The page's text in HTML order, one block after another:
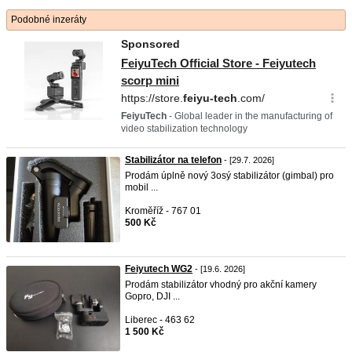
Podobné inzeráty
Stabilizátor na telefon - [29.7. 2026]
​Prodám úplně nový 3osý stabilizátor (gimbal) pro
mobil ...
Kroměříž - 767 01
500 Kč
Feiyutech WG2 - [19.6. 2026]
Prodám stabilizátor vhodný pro akční kamery
Gopro, DJI ...
Liberec - 463 62
1 500 Kč